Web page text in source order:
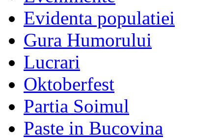
Evidenta populatiei
Gura Humorului
Lucrari
Oktoberfest
Partia Soimul
Paste in Bucovina